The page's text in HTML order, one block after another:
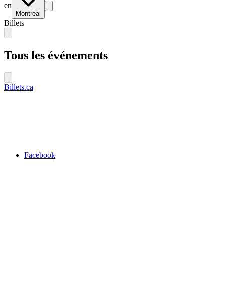
en
Montréal
Billets
Tous les événements
Billets.ca
Facebook